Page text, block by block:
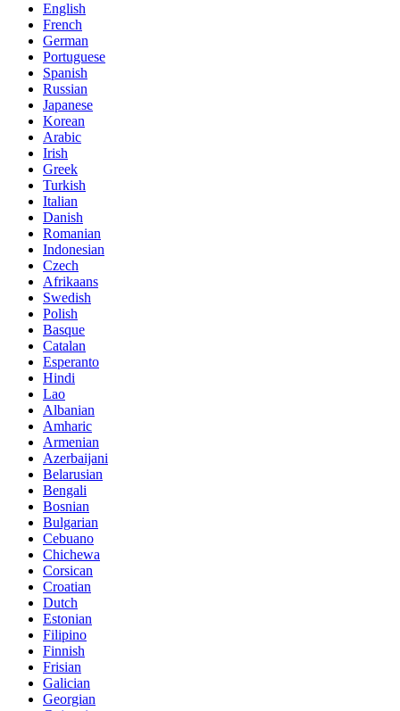
English
French
German
Portuguese
Spanish
Russian
Japanese
Korean
Arabic
Irish
Greek
Turkish
Italian
Danish
Romanian
Indonesian
Czech
Afrikaans
Swedish
Polish
Basque
Catalan
Esperanto
Hindi
Lao
Albanian
Amharic
Armenian
Azerbaijani
Belarusian
Bengali
Bosnian
Bulgarian
Cebuano
Chichewa
Corsican
Croatian
Dutch
Estonian
Filipino
Finnish
Frisian
Galician
Georgian